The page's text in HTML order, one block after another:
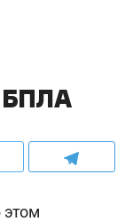
БПЛА